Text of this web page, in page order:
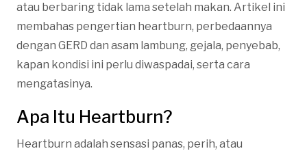
atau berbaring tidak lama setelah makan. Artikel ini
membahas pengertian heartburn, perbedaannya
dengan GERD dan asam lambung, gejala, penyebab,
kapan kondisi ini perlu diwaspadai, serta cara
mengatasinya.
Apa Itu Heartburn?
Heartburn adalah sensasi panas, perih, atau